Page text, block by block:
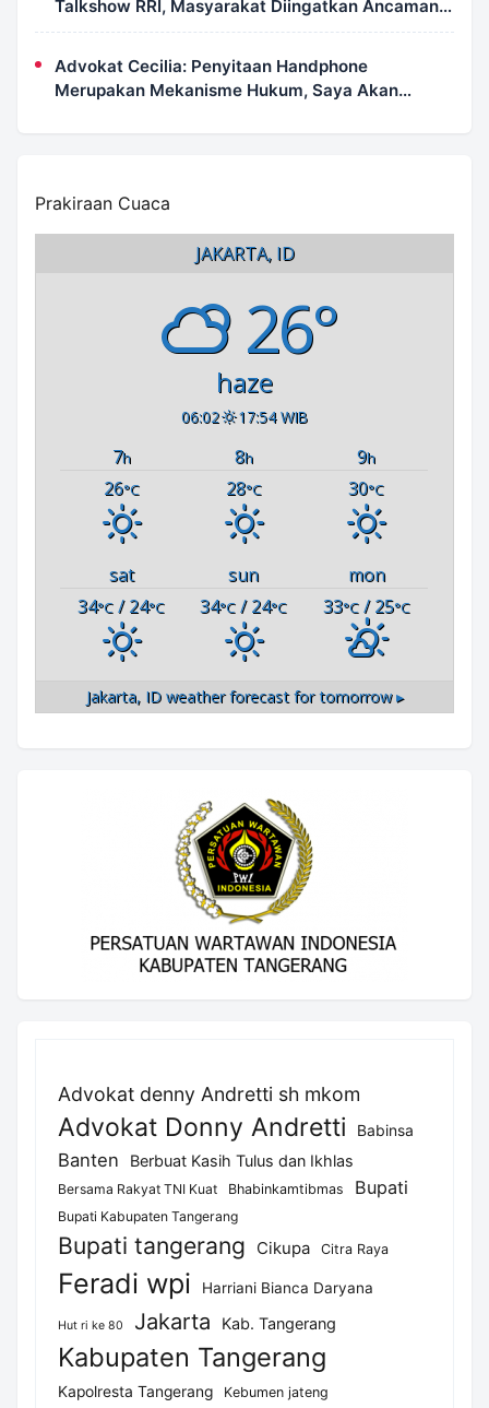
Talkshow RRI, Masyarakat Diingatkan Ancaman
Pidana Pembakaran Lahan
Advokat Cecilia: Penyitaan Handphone
Merupakan Mekanisme Hukum, Saya Akan
Prakiraan Cuaca
JAKARTA, ID
26°
haze
06:02 17:54 WIB
7h 8h 9h
26°C 28°C 30°C
sat sun
mon
34°C / 24°C 34°C / 24°C 33°C/ 25°C
Jakarta, IDweather forecast for tomorrow ▸
Advokat denny Andretti sh mkom
Advokat Donny Andretti Babinsa
Banten Berbuat Kasih Tulus dan Ikhlas
Bersama Rakyat TNI Kuat Bhabinkamtibmas Bupati
Bupati Kabupaten Tangerang
Bupati tangerang Cikupa Citra Raya
Feradi wpi Harriani Bianca Daryana
Hut ri ke 80 Jakarta Kab. Tangerang
Kabupaten Tangerang
Kapolresta Tangerang Kebumen jateng